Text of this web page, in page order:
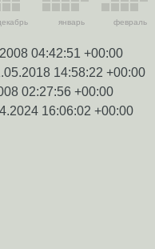
январь февраль
04:42:51 +00:00
14:58:22 +00:00
02:27:56 +00:00
16:06:02 +00:00